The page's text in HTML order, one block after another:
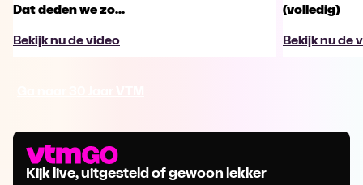
Dat deden we zo...
Bekijk nu de video
(volledig)
Bekijk nu de
Kijk live, uitgesteld of gewoon lekker